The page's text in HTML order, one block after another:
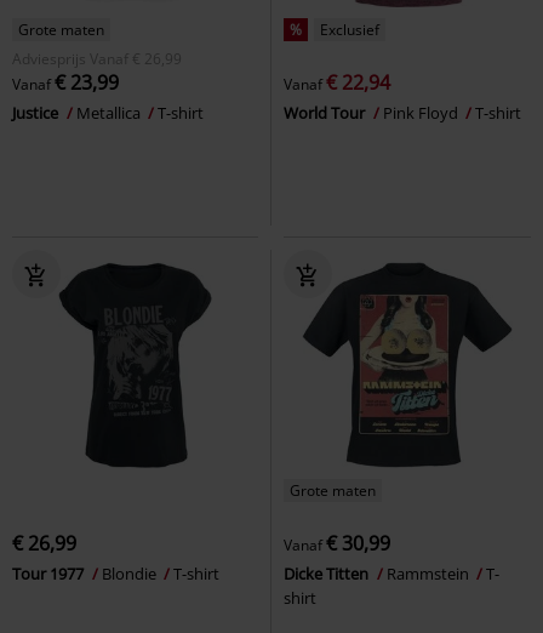
Grote maten
Adviesprijs
Vanaf € 26,99
Vanaf€ 23,99
Justice Metallica T-shirt
% Exclusief
Vanaf€ 22,94
World Tour Pink Floyd T-shirt
€ 26,99
Tour 1977 Blondie T-shirt
Grote maten
Vanaf€ 30,99
Dicke Titten Rammstein
T-
shirt